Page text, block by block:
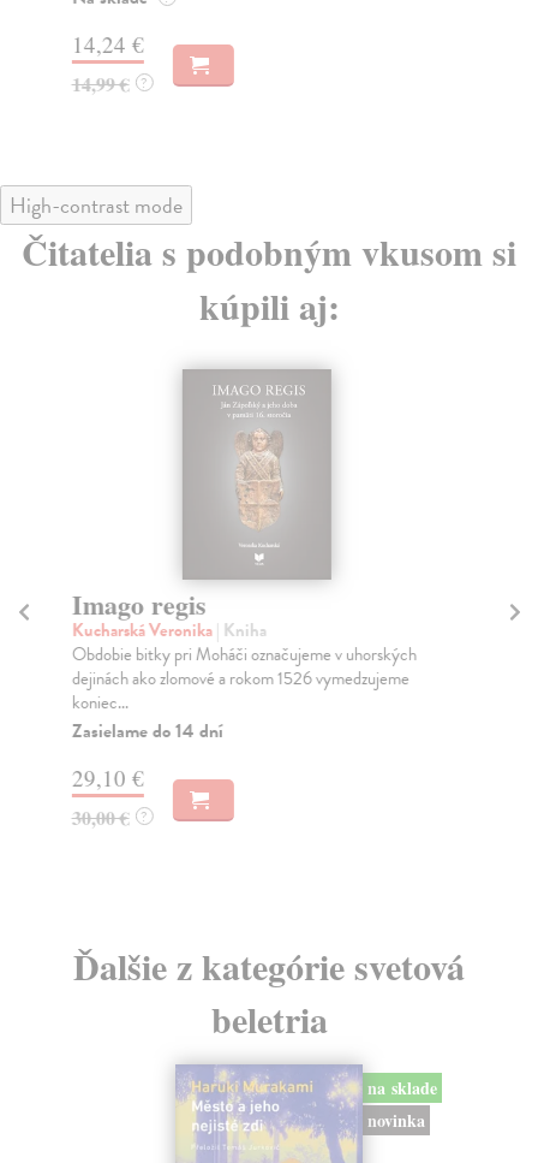
14,24 €
14,99 € ?
High-contrast mode
Čitatelia s podobným vkusom si
kúpili aj:
Imago regis
Kucharská Veronika| Kniha
Obdobie bitky pri Moháči označujeme v uhorských
dejinách ako zlomové a rokom 1526 vymedzujeme
koniec...
Zasielame do 14 dní
29,10 €
30,00 € ?
Ďalšie z kategórie svetová
beletria
na sklade
novinka